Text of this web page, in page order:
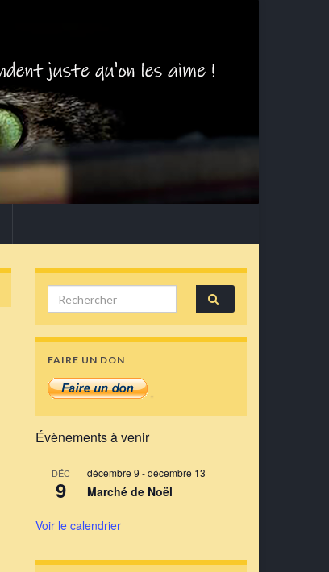
Search for:
FAIRE UN DON
Évènements à venir
DÉC
9
décembre 9 -décembre 13
Marché de Noël
Voir le calendrier